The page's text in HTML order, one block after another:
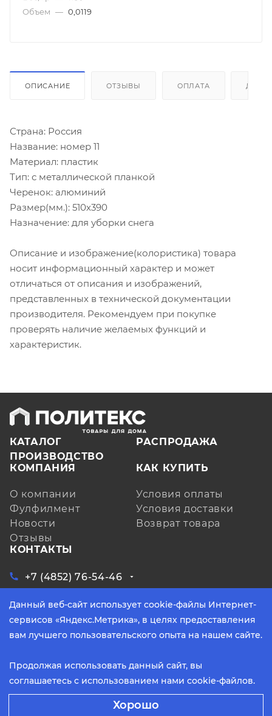
Объем — 0,0119
ОПИСАНИЕ ОТЗЫВЫ ОПЛАТА
Страна: Россия
Название: номер 11
Материал: пластик
Тип: с металлической планкой
Черенок: алюминий
Размер(мм.): 510х390
Назначение: для уборки снега
Описание и изображение(колористика) товара
носит информационный характер и может
отличаться от описания и изображений,
представленных в технической документации
производителя. Рекомендуем при покупке
проверять наличие желаемых функций и
характеристик.
КАТАЛОГ
РАСПРОДАЖА
ПРОИЗВОДСТВО
КОМПАНИЯ
О компании
Фулфилмент
Новости
Отзывы
КАК КУПИТЬ
Условия оплаты
Условия доставки
Возврат товара
КОНТАКТЫ
+7 (4852) 76-54-46
Ярославская обл, д. Кузнечиха, ул.
Индустриальная, д. 6, лит. А, оф. 3
пн - пт, с 9:00 до 17:30 (по МСК)
Политика конфиденциальности
Данный веб-сайт использует cookie-файлы Интернет-
сервисов «Яндекс.Метрика», в целях предоставления
вам лучшего пользовательского опыта на нашем сайте.
Продолжая использовать данный сайт, вы
соглашаетесь с использованием нами cookie-файлов.
Хорошо